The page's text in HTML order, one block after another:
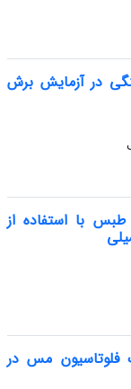
در آزمایش برش
تخمین خاکستر زغال سنگ کانسار پروده 4 طبس با استفاده از
فلوتاسیون مس در